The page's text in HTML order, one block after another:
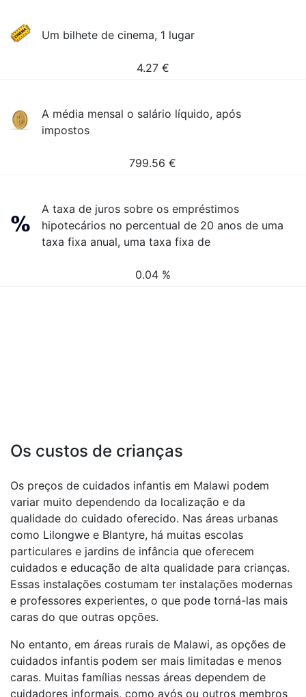
Um bilhete de cinema, 1 lugar
4.27 €
A média mensal o salário líquido, após
impostos
799.56 €
A taxa de juros sobre os empréstimos
hipotecários no percentual de 20 anos de uma
taxa fixa anual, uma taxa fixa de
0.04 %
Os custos de crianças
Os preços de cuidados infantis em Malawi podem
variar muito dependendo da localização e da
qualidade do cuidado oferecido. Nas áreas urbanas
como Lilongwe e Blantyre, há muitas escolas
particulares e jardins de infância que oferecem
cuidados e educação de alta qualidade para crianças.
Essas instalações costumam ter instalações modernas
e professores experientes, o que pode torná-las mais
caras do que outras opções.
No entanto, em áreas rurais de Malawi, as opções de
cuidados infantis podem ser mais limitadas e menos
caras. Muitas famílias nessas áreas dependem de
cuidadores informais, como avós ou outros membros